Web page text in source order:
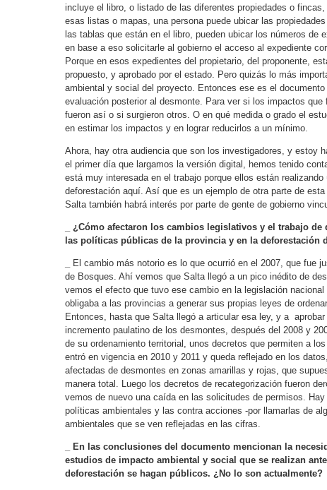
incluye el libro, o listado de las diferentes propiedades o
esas listas o mapas, una persona puede ubicar las
las tablas que están en el libro, pueden ubicar los números de
en base a eso solicitarle al gobierno el acceso al expediente
Porque en esos expedientes del propietario, del proponente,
propuesto, y aprobado por el estado. Pero quizás lo más
ambiental y social del proyecto. Entonces ese es el
evaluación posterior al desmonte. Para ver si los impactos
fueron así o si surgieron otros. O en qué medida o grado el
en estimar los impactos y en lograr reducirlos a un mínimo.
Ahora, hay otra audiencia que son los investigadores, y estoy
el primer día que largamos la versión digital, hemos tenido
está muy interesada en el trabajo porque ellos están
deforestación aquí. Así que es un ejemplo de otra parte de
Salta también habrá interés por parte de gente de gobierno
_ ¿Cómo afectaron los cambios legislativos y el trabajo
las políticas públicas de la provincia y en la deforestación
El cambio más notorio es lo que ocurrió en el 2007, que fue
de Bosques. Ahí vemos que Salta llegó a un pico inédito de
vemos el efecto que tuvo ese cambio en la legislación
obligaba a las provincias a generar sus propias leyes de
Entonces, hasta que Salta llegó a articular esa ley, y a
incremento paulatino de los desmontes, después del 2008 y
de su ordenamiento territorial, unos decretos que permiten a
entró en vigencia en 2010 y 2011 y queda reflejado en los
afectadas de desmontes en zonas amarillas y rojas, que
manera total. Luego los decretos de recategorización fueron
vemos de nuevo una caída en las solicitudes de permisos.
políticas ambientales y las contra acciones -por llamarlas de
ambientales que se ven reflejadas en las cifras.
_ En las conclusiones del documento mencionan la
estudios de impacto ambiental y social que se realizan
deforestación se hagan públicos. ¿No lo son actualmente?